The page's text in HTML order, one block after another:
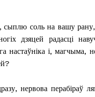
сыплю соль на вашу
дзяцей радасці
настаўніка і,
нервова перабіраў